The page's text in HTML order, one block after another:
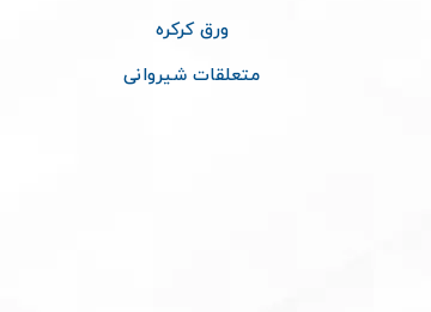
ورق کرکره
متعلقات شیروانی